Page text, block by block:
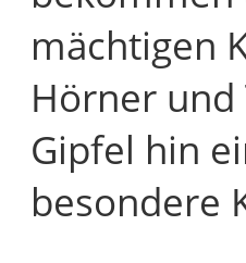
mächtigen
Hörner und
Gipfel hin
besondere